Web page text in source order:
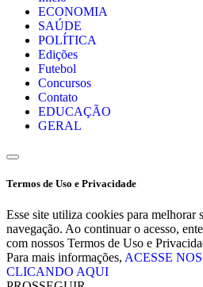
ECONOMIA
SAÚDE
POLÍTICA
Edições
Futebol
Concursos
Contato
EDUCAÇÃO
GERAL
Termos de Uso e Privacidade
Esse site utiliza cookies para melhorar
navegação. Ao continuar o acesso,
com nossos Termos de Uso e
Para mais informações, ACESSE
CLICANDO AQUI